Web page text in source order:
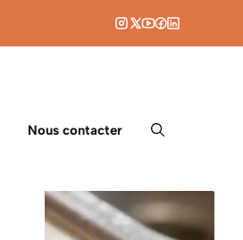
Nous contacter